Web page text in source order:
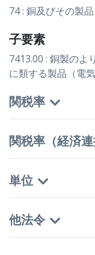
74 : 銅及びその製品
子要素
7413.00 : 銅製のよ
に類する製品（電
関税率
関税率（経済連
単位
他法令